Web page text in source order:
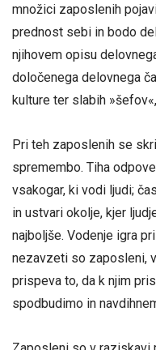
množici zaposlenih
prednost sebi in bodo
njihovem opisu
določenega delovnega
kulture ter slabih
Pri teh zaposlenih se
spremembo. Tiha
vsakogar, ki vodi ljudi;
in ustvari okolje, kjer
najboljše. Vodenje igra
nezavzeti so zaposleni,
prispeva to, da k njim
spodbudimo in